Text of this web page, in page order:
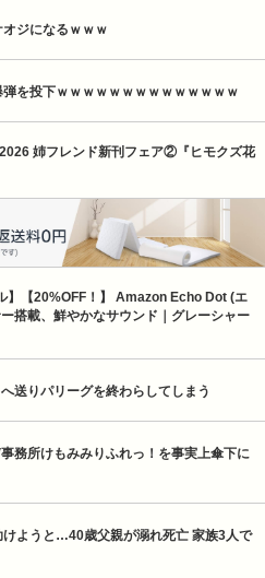
オジになるｗｗｗ
を投下ｗｗｗｗｗｗｗｗｗｗｗｗｗｗ
姉フレンド新刊フェア②『ヒモクズ花
】【20%OFF！】 Amazon Echo Dot (エ
搭載、鮮やかなサウンド｜グレーシャー
送りパリーグを終わらしてしまう
務所けもみみりふれっ！を事実上傘下に
けようと…40歳父親が溺れ死亡 家族3人で